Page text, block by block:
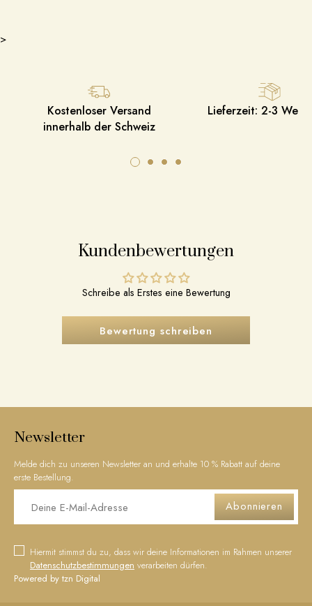
>
Kostenloser Versand
innerhalb der Schweiz
Lieferzeit: 2-3
Kundenbewertungen
Schreibe als Erstes eine Bewertung
Bewertung schreiben
Newsletter
Melde dich zu unseren Newsletter an und erhalte 10 % Rabatt auf deine
erste Bestellung.
Abonnieren
Hiermit stimmst du zu, dass wir deine Informationen im Rahmen unserer
Datenschutzbestimmungen verarbeiten dürfen.
Powered by tzn Digital